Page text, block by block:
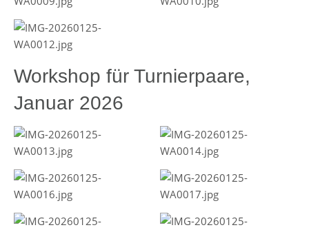
Workshop für Turnierpaare,
Januar 2026